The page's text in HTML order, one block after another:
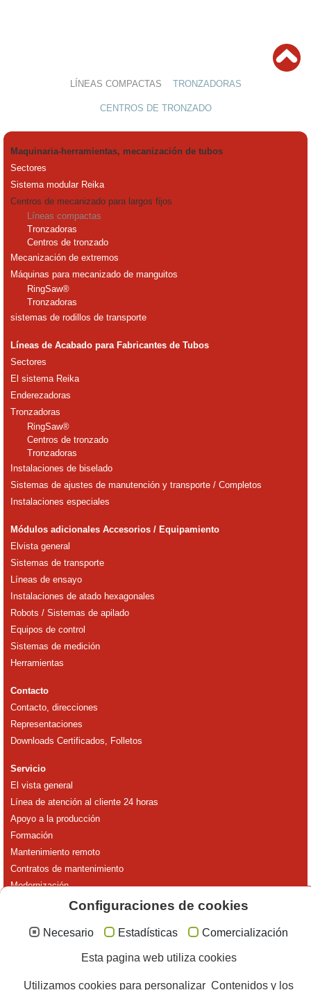
LÍNEAS COMPACTAS TRONZADORAS
CENTROS DE TRONZADO
Maquinaria-herramientas, mecanización de tubos
Sectores
Sistema modular Reika
Centros de mecanizado para largos fijos
Líneas compactas
Tronzadoras
Centros de tronzado
Mecanización de extremos
Máquinas para mecanizado de manguitos
RingSaw®
Tronzadoras
sistemas de rodillos de transporte
Líneas de Acabado para Fabricantes de Tubos
Sectores
El sistema Reika
Enderezadoras
Tronzadoras
RingSaw®
Centros de tronzado
Tronzadoras
Instalaciones de biselado
Sistemas de ajustes de manutención y transporte / Completos
Instalaciones especiales
Módulos adicionales Accesorios / Equipamiento
Elvista general
Sistemas de transporte
Líneas de ensayo
Instalaciones de atado hexagonales
Robots / Sistemas de apilado
Equipos de control
Sistemas de medición
Herramientas
Contacto
Contacto, direcciones
Representaciones
Downloads Certificados, Folletos
Servicio
El vista general
Línea de atención al cliente 24 horas
Apoyo a la producción
Formación
Mantenimiento remoto
Contratos de mantenimiento
Modernización
Piezas de repuesto
Acerca de Reika
Historia
Configuraciones de cookies
Necesario Estadísticas Comercialización
Esta pagina web utiliza cookies
Utilizamos cookies para personalizar Contenidos y los